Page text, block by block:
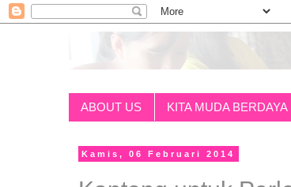
ABOUT US KITA MUDA BERDAYA
Kamis, 06 Februari 2014